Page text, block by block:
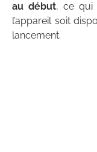
au début, ce qui
l’appareil soit
lancement.